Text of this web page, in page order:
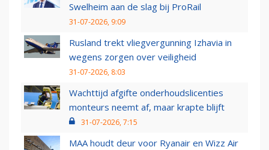
Swelheim aan de slag bij ProRail
31-07-2026, 9:09
Rusland trekt vliegvergunning Izhavia in
wegens zorgen over veiligheid
31-07-2026, 8:03
Wachttijd afgifte onderhoudslicenties
monteurs neemt af, maar krapte blijft
31-07-2026, 7:15
MAA houdt deur voor Ryanair en Wizz Air